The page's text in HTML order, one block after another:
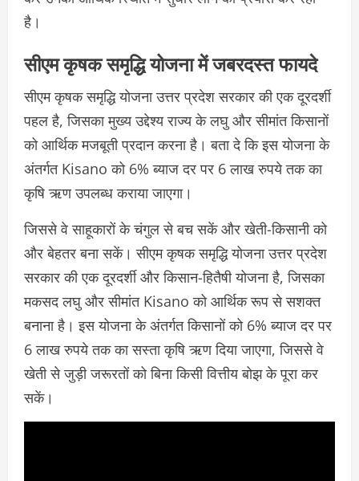
है।
सीएम कृषक समृद्धि योजना में जबरदस्त फायदे
सीएम कृषक समृद्धि योजना उत्तर प्रदेश सरकार की एक दूरदर्शी
पहल है, जिसका मुख्य उद्देश्य राज्य के लघु और सीमांत किसानों
को आर्थिक मजबूती प्रदान करना है। बता दे कि इस योजना के
अंतर्गत Kisano को 6% ब्याज दर पर 6 लाख रुपये तक का
कृषि ऋण उपलब्ध कराया जाएगा।
जिससे वे साहूकारों के चंगुल से बच सकें और खेती-किसानी को
और बेहतर बना सकें। सीएम कृषक समृद्धि योजना उत्तर प्रदेश
सरकार की एक दूरदर्शी और किसान-हितैषी योजना है, जिसका
मकसद लघु और सीमांत Kisano को आर्थिक रूप से सशक्त
बनाना है। इस योजना के अंतर्गत किसानों को 6% ब्याज दर पर
6 लाख रुपये तक का सस्ता कृषि ऋण दिया जाएगा, जिससे वे
खेती से जुड़ी जरूरतों को बिना किसी वित्तीय बोझ के पूरा कर
सकें।